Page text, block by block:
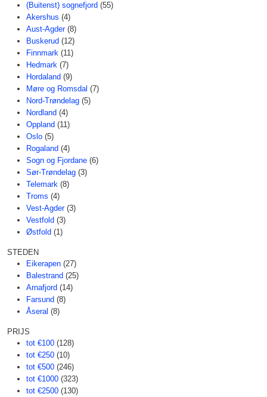
(Buitenst) sognefjord (55)
Akershus (4)
Aust-Agder (8)
Buskerud (12)
Finnmark (11)
Hedmark (7)
Hordaland (9)
Møre og Romsdal (7)
Nord-Trøndelag (5)
Nordland (4)
Oppland (11)
Oslo (5)
Rogaland (4)
Sogn og Fjordane (6)
Sør-Trøndelag (3)
Telemark (8)
Troms (4)
Vest-Agder (3)
Vestfold (3)
Østfold (1)
STEDEN
Eikerapen (27)
Balestrand (25)
Arnafjord (14)
Farsund (8)
Åseral (8)
PRIJS
tot €100 (128)
tot €250 (10)
tot €500 (246)
tot €1000 (323)
tot €2500 (130)